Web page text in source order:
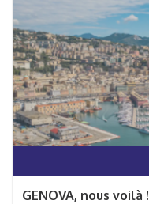
GENOVA, nous voilà !